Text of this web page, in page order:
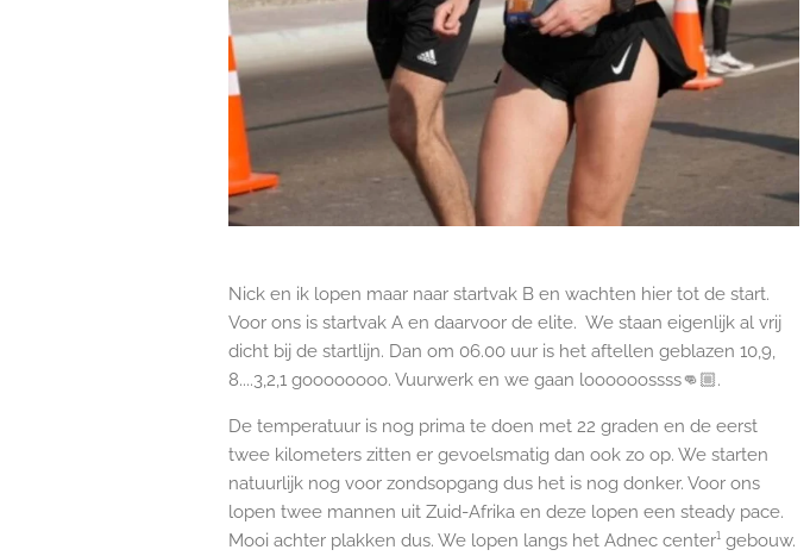
Nick en ik lopen maar naar startvak B en wachten hier tot de start.
Voor ons is startvak A en daarvoor de elite. We staan eigenlijk al vrij
dicht bij de startlijn. Dan om 06.00 uur is het aftellen geblazen 10,9,
8....3,2,1 goooooooo. Vuurwerk en we gaan loooooossss👊🏼.
De temperatuur is nog prima te doen met 22 graden en de eerst
twee kilometers zitten er gevoelsmatig dan ook zo op. We starten
natuurlijk nog voor zondsopgang dus het is nog donker. Voor ons
lopen twee mannen uit Zuid-Afrika en deze lopen een steady pace.
Mooi achter plakken dus. We lopen langs het Adnec center¹ gebouw.